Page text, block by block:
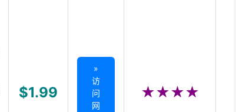
$1.99
»
访
问
网
★★★★